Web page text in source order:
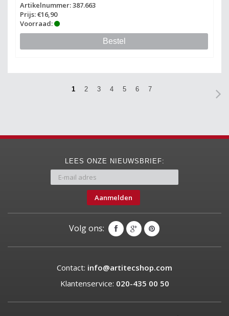
Artikelnummer: 387.663
Prijs: €16,90
Voorraad:
Bestel
1 2 3 4 5 6 7
LEES ONZE NIEUWSBRIEF:
Aanmelden
Volg ons:
Contact: info@artitecshop.com
Klantenservice: 020-435 00 50